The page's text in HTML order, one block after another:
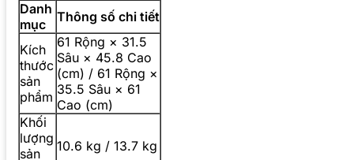
Danh
mục
Thông số chi tiết
Kích
thước
sản
phẩm
61 Rộng × 31.5
Sâu × 45.8 Cao
(cm) / 61 Rộng ×
35.5 Sâu × 61
Cao (cm)
Khối
lượng
sản
10.6 kg / 13.7 kg